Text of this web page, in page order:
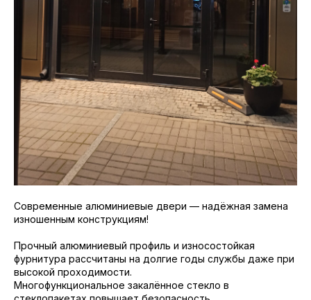
Современные алюминиевые двери — надёжная замена
изношенным конструкциям!
Прочный алюминиевый профиль и износостойкая
фурнитура рассчитаны на долгие годы службы даже при
высокой проходимости.
Многофункциональное закалённое стекло в